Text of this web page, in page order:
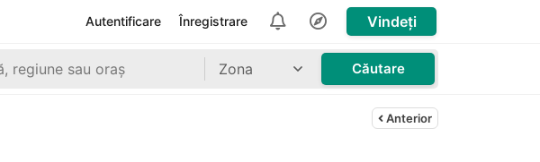
Vindeți
Înregistrare
Autentificare
Zona Căutare
Anterior